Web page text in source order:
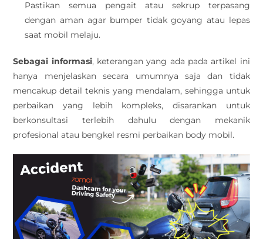
Pastikan semua pengait atau sekrup terpasang
dengan aman agar bumper tidak goyang atau lepas
saat mobil melaju.
Sebagai informasi, keterangan yang ada pada artikel ini
hanya menjelaskan secara umumnya saja dan tidak
mencakup detail teknis yang mendalam, sehingga untuk
perbaikan yang lebih kompleks, disarankan untuk
berkonsultasi terlebih dahulu dengan mekanik
profesional atau bengkel resmi perbaikan body mobil.